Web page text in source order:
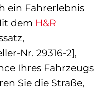
ein Fahrerlebnis
dem H&R
Nr. 29316-2],
Ihres Fahrzeugs
Sie die Straße,